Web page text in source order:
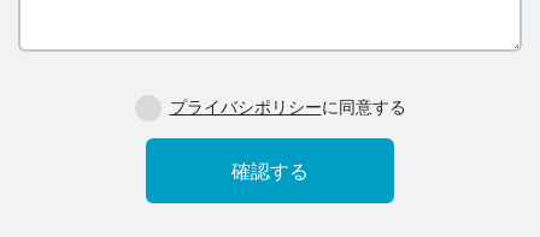
プライバシポリシーに同意する